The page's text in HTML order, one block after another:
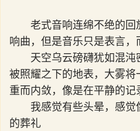
老式音响连绵不绝的
响曲，但是音乐只是表言
天空乌云磅礴犹如混
被照耀之下的地表，大雾
重而内敛，像是在平静的
我感觉有些头晕，感
的葬礼